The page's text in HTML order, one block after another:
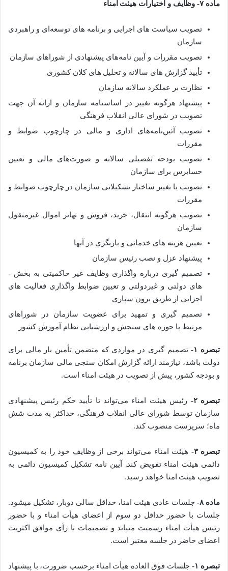
ماده ۷- وظایف و اختیارات هیئت امناء
تصویب سیاست­ های اجرایی و برنامه‌ ‎های توسعه‌ای و راهبردی
سازمان
تصویب مقررات و آیین ­نامه‌­‎‌های پیشنهادی از شورا‌های سازمان
تأیید گزارش­‌ های سالانه و تحلیل ­‌های کلان کشوری
نظارت بر عملکرد سالانه سازمان
پیشنهاد هرگونه تغییر در اساسنامه سازمان و ارائه آن جهت
تصویب در شورای عالی انقلاب فرهنگی
تصویب آئین‌نامه­‌های اداری و مالی در چارچوب ضوابط و
مقررات
تصویب بودجه تفصیلی سالانه و صورت­‌های مالی و تعیین
حسابرس برای سازمان
تصویب یا تغییر ساختار تشکیلاتی سازمان در چارچوب ضوابط و
مقررات
تصویب هرگونه انتقال، خرید، فروش و تهاتر اموال غیرمنقول
سازمان
تعیین هزینه‌ ­های خدماتی و بازنگری در آنها
پیشنهاد عزل و نصب رئیس سازمان
تصمیم­ گیری درباره واگذاری وظایف غیر حاکمیتی به بخش ­
های دولتی و غیردولتی و تعیین ضوابط واگذاری فعالیت ­های
اجرایی از طریق برون­ سپاری
تصمیم­ گیری و تمهید برای عضویت سازمان در شورا‌های
مرتبط با حوزه­‌ های سنجش و ارزشیابی نظام آموزش کشور
تبصره ۱-
تصمیم ­گیری در مواردی که متضمن تأمین بار مالی برای
دولت باشد، نیازمند ارائه گزارش امکان­ سنجی مالی سازمان برنامه
و بودجه کشور، پیش از تصویب در هیئت ­امناء است.
تبصره ۲-
رئیس هیئت ­امناء می‌­تواند تا تأیید حکم رئیس پیشنهادی
سازمان توسط شورای ­عالی انقلاب فرهنگی، حداکثر به مدت شش
ماه؛ سرپرست منصوب کند.
تبصره ۳-
هیئت‌ امناء می‌­تواند برخی از وظایف خود را به کمیسیون
دائمی هیئت‌ امناء تفویض کند. آیین نامه تشکیل کمیسیون دائمی به
تصویب هیئت امنا خواهد رسید.
ماده ۸-
جلسات عادی هیئت امنا، حداقل سالی دوبار، تشکیل می­شود.
جلسات با حضور حداقل دو سوم از اعضای هیأت امناء و با حضور
رئیس هیأت امناء رسمیت می­یابد و تصمیمات با رأی موافق اکثریت
اعضای حاضر در جلسه معتبر است.
تبصره ۱-
جلسات فوق العاده هیأت امناء برحسب ضرورت، با پیشنهاد